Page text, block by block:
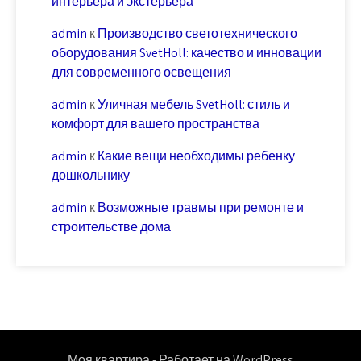
admin кПроизводство светотехнического
оборудования SvetHoll: качество и инновации
для современного освещения
admin кУличная мебель SvetHoll: стиль и
комфорт для вашего пространства
admin кКакие вещи необходимы ребенку
дошкольнику
admin кВозможные травмы при ремонте и
строительстве дома